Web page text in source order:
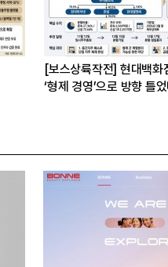
[보스상륙작전] 현대백화
‘형제 경영’으로 방향 틀